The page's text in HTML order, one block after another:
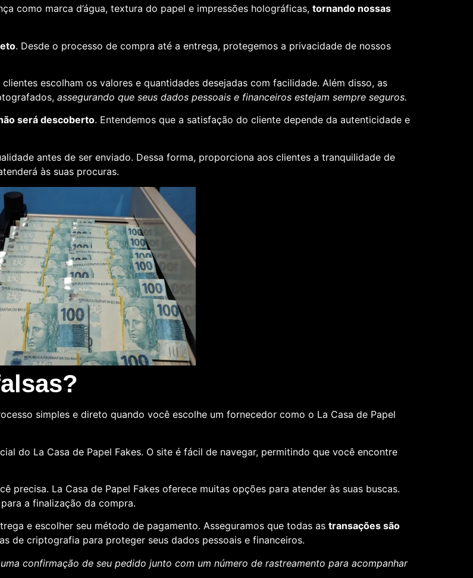
como marca d’água, textura do papel e impressões holográficas, tornando nossas
. Desde o processo de compra até a entrega, protegemos a privacidade de nossos
escolham os valores e quantidades desejadas com facilidade. Além disso, as
assegurando que seus dados pessoais e financeiros estejam sempre seguros.
será descoberto. Entendemos que a satisfação do cliente depende da autenticidade e
antes de ser enviado. Dessa forma, proporciona aos clientes a tranquilidade de
às suas procuras.
simples e direto quando você escolhe um fornecedor como o La Casa de Papel
do La Casa de Papel Fakes. O site é fácil de navegar, permitindo que você encontre
precisa. La Casa de Papel Fakes oferece muitas opções para atender às suas buscas.
a finalização da compra.
e escolher seu método de pagamento. Asseguramos que todas as transações são
de criptografia para proteger seus dados pessoais e financeiros.
confirmação de seu pedido junto com um número de rastreamento para acompanhar